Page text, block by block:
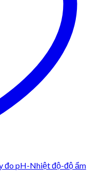
đo pH-Nhiệt độ-độ ẩm